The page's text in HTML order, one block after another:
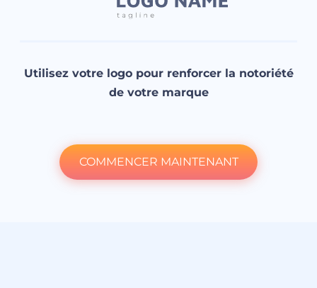
Utilisez votre logo pour renforcer la notoriété
de votre marque
COMMENCER MAINTENANT